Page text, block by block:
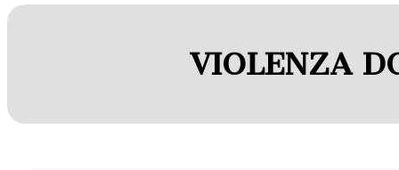
VIOLENZA